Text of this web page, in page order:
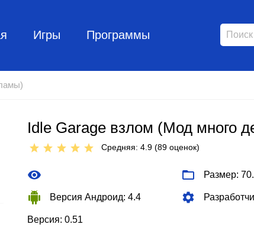
Игры Программы
Idle Garage взлом (Мод много
Средняя: 4.9 (89 оценок)
Размер:
Версия Андроид: 4.4
Версия: 0.51